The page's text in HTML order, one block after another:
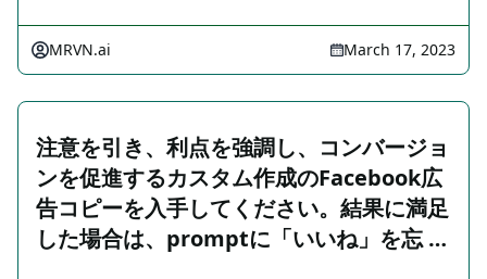
MRVN.ai March 17, 2023
注意を引き、利点を強調し、コンバージョ
ンを促進するカスタム作成のFacebook広
告コピーを入手してください。結果に満足
した場合は、promptに「いいね」を忘 …